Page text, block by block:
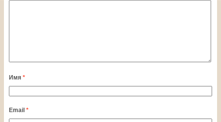
Имя *
Email *